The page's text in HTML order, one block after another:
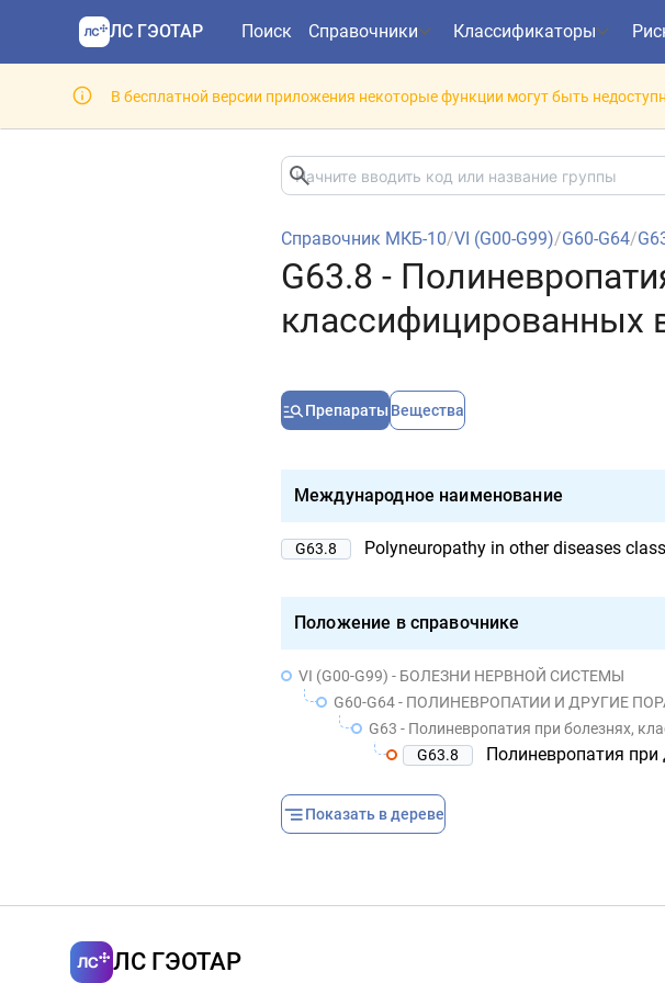
ЛС ГЭОТАР Поиск Справочники Классификаторы
В бесплатной версии приложения некоторые функции могут быть
Справочник МКБ-10/VI (G00-G99)/G60-G64/
G63.8 -
классифицированных
Препараты Вещества
Международное наименование
G63.8 Polyneuropathy in other diseases
Положение в справочнике
VI (G00-G99) - БОЛЕЗНИ НЕРВНОЙ СИСТЕМЫ
G60-G64 - ПОЛИНЕВРОПАТИИ И ДРУГИЕ
G63 - Полиневропатия при болезнях,
G63.8
Полиневропатия при
Показать в дереве
ЛС ГЭОТАР